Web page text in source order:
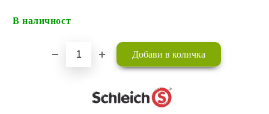
В наличност